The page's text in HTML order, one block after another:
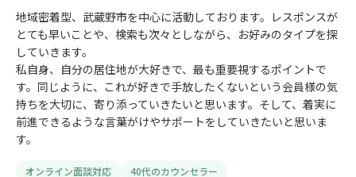
地域密着型、武蔵野市を中心に活動しております。レスポンスが
とても早いことや、検索も次々としながら、お好みのタイプを探
していきます。
私自身、自分の居住地が大好きで、最も重要視するポイントで
す。同じように、これが好きで手放したくないという会員様の気
持ちを大切に、寄り添っていきたいと思います。そして、着実に
前進できるような言葉がけやサポートをしていきたいと思いま
す。
オンライン面談対応 40代のカウンセラー